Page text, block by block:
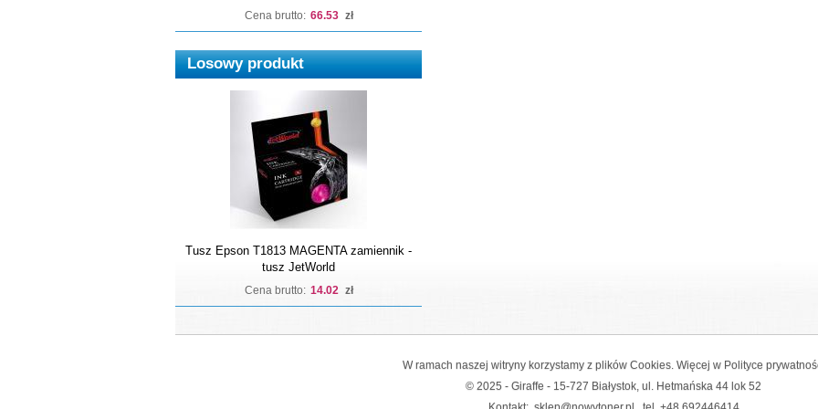
Cena brutto: 66.53 zł
Losowy produkt
Tusz Epson T1813 MAGENTA zamiennik -
tusz JetWorld
Cena brutto: 14.02 zł
W ramach naszej witryny korzystamy z plików Cookies. Więcej w Polityce
© 2025 - Giraffe - 15-727 Białystok, ul. Hetmańska 44 lok 52